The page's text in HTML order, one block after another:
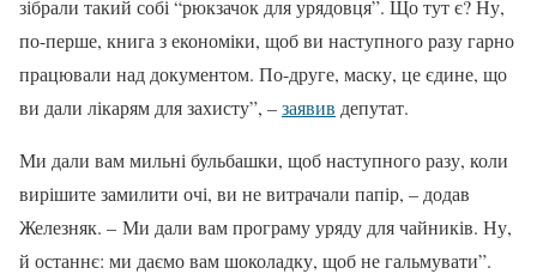
зібрали такий собі “рюкзачок для урядовця”. Що тут є? Ну,
по-перше, книга з економіки, щоб ви наступного разу гарно
працювали над документом. По-друге, маску, це єдине, що
ви дали лікарям для захисту”, –заявив депутат.
Ми дали вам мильні бульбашки, щоб наступного разу, коли
вирішите замилити очі, ви не витрачали папір, – додав
Железняк. – Ми дали вам програму уряду для чайників. Ну,
й останнє: ми даємо вам шоколадку, щоб не гальмувати”.